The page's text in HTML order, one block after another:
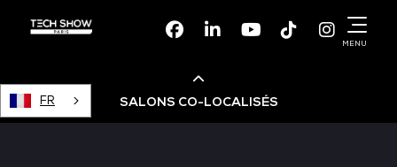
FacebookLinkedinYoutubeTikTok
MENU
FR SALONS CO-LOCALISÉS